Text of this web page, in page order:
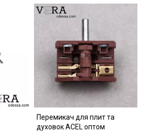
Перемикач для плит та
духовок ACEL оптом